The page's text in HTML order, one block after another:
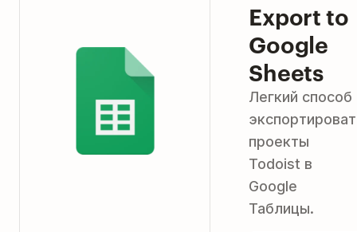
Export to
Google
Sheets
Легкий способ
проекты
Todoist в
Google
Таблицы.